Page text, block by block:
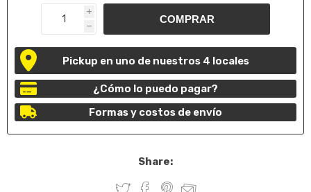
i
h
Pickup en uno de nuestros 4 locales
¿Cómo lo puedo pagar?
Formas y costos de envío
Share: